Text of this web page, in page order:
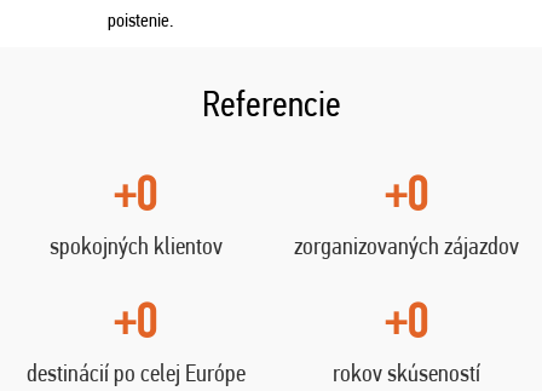
poistenie.
Referencie
+0
spokojných klientov
+0
zorganizovaných zájazdov
+0
destinácií po celej Európe
+0
rokov skúseností